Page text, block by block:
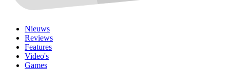
Nieuws
Reviews
Features
Video's
Games